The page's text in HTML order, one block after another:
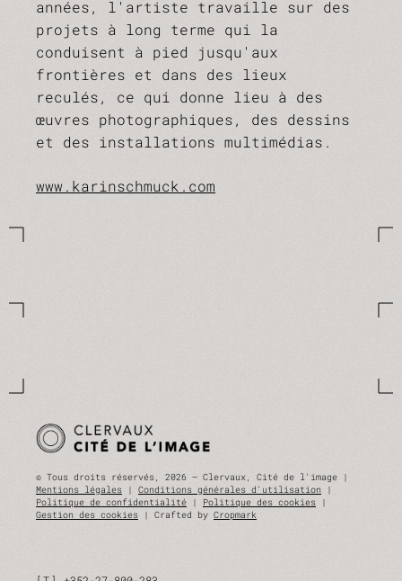
années, l'artiste travaille sur des
projets à long terme qui la
conduisent à pied jusqu'aux
frontières et dans des lieux
reculés, ce qui donne lieu à des
œuvres photographiques, des dessins
et des installations multimédias.
www.karinschmuck.com
© Tous droits réservés, 2026 — Clervaux, Cité de l'image |
Mentions légales | Conditions générales d'utilisation |
Politique de confidentialité | Politique des cookies |
Gestion des cookies | Crafted by Cropmark